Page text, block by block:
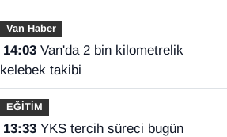
Van Haber
14:03Van'da 2 bin kilometrelik
kelebek takibi
EĞİTİM
13:33YKS tercih süreci bugün